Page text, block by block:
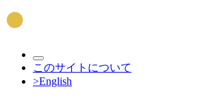
このサイトについて
>English